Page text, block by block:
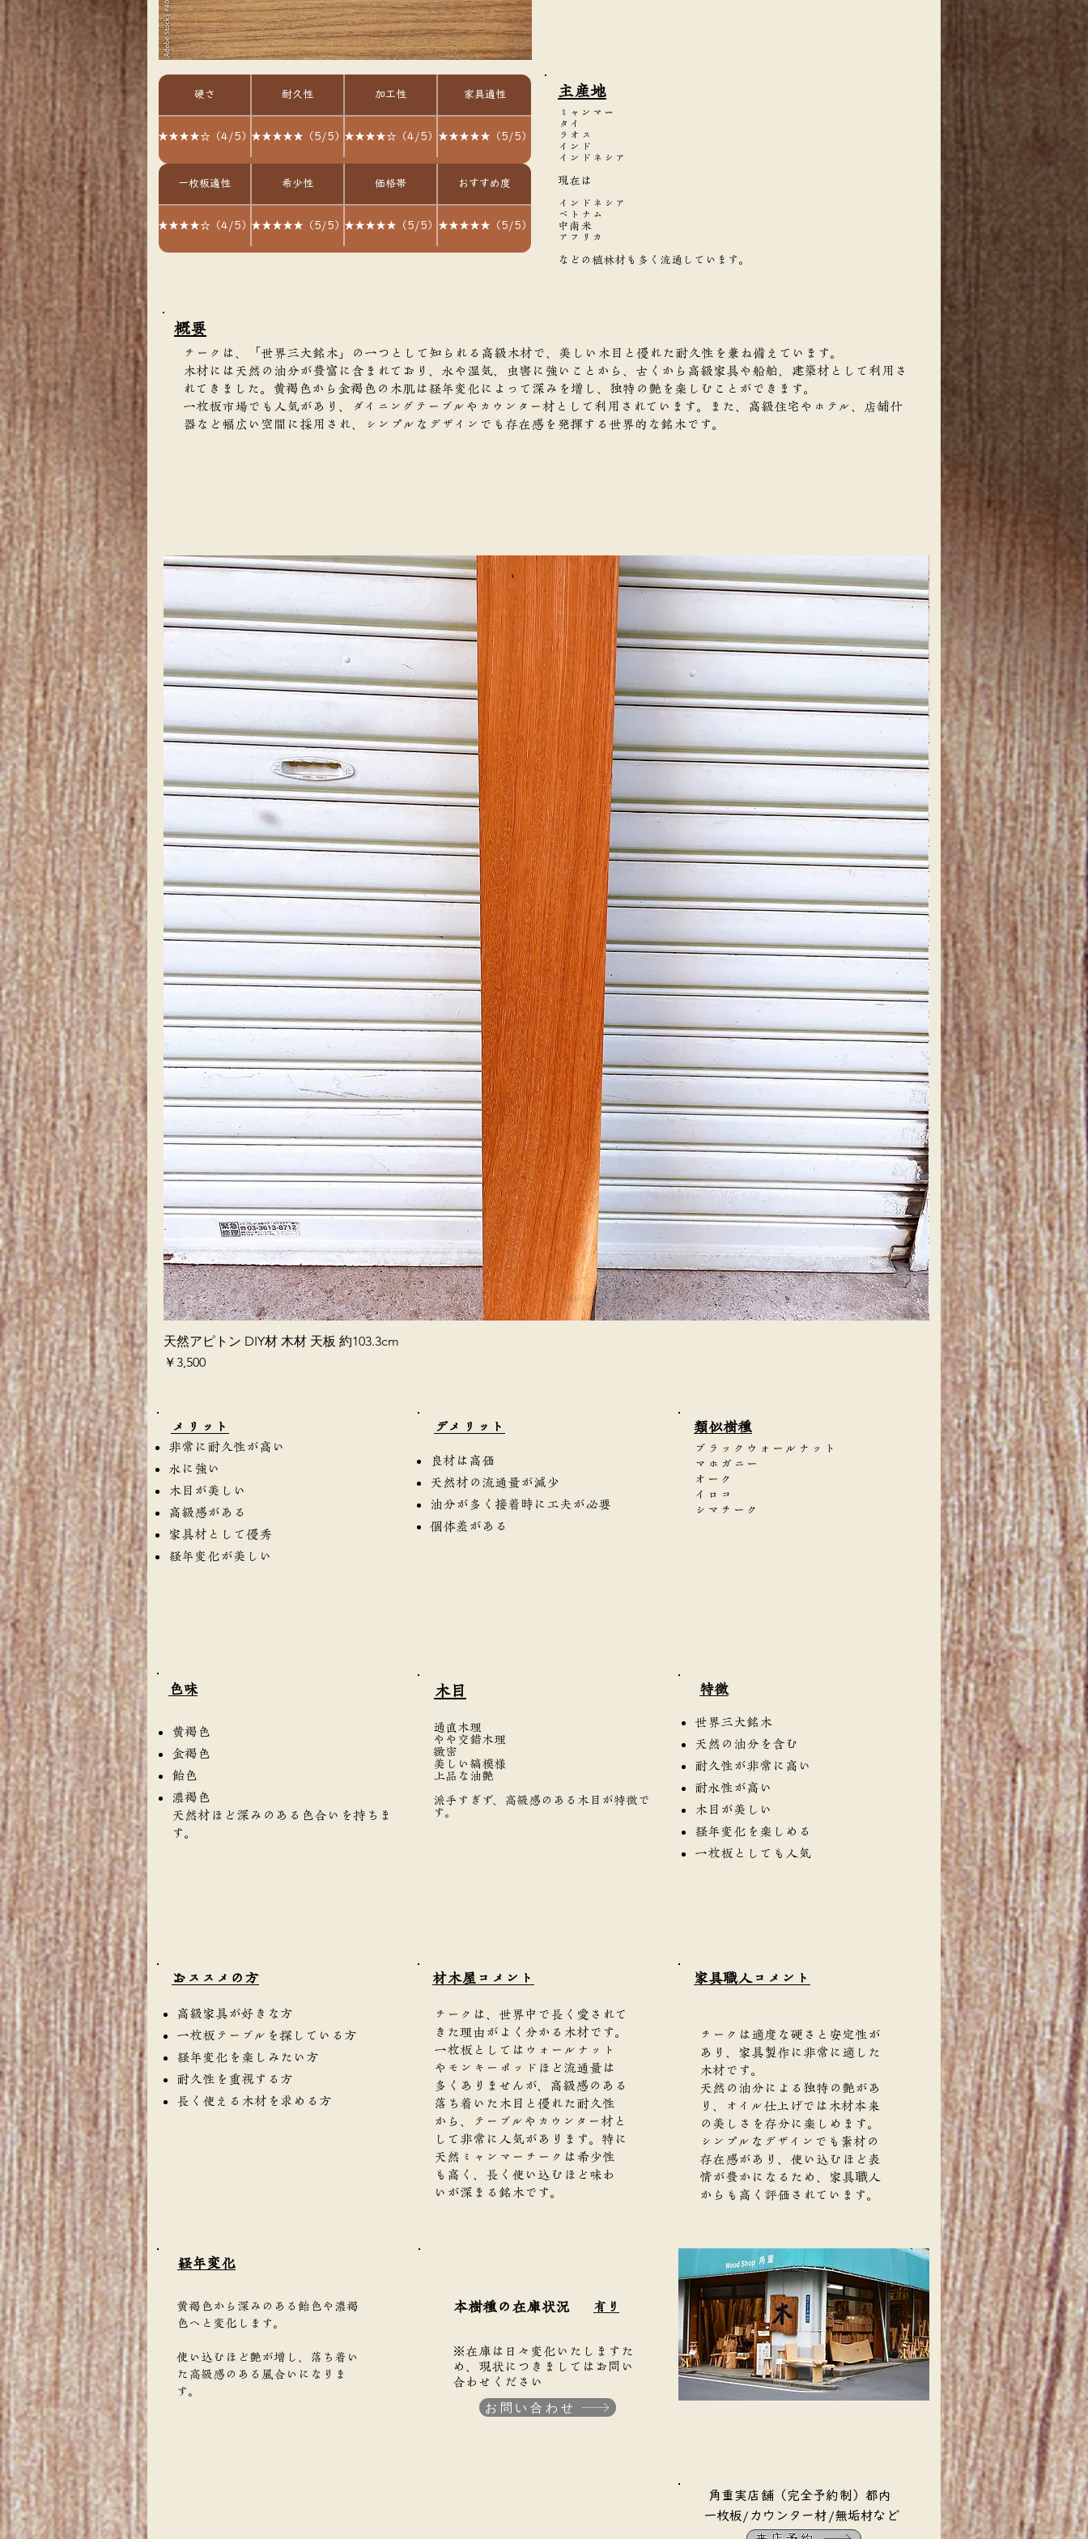
硬さ 耐久性 加工性 家具適性
★★★★☆（4/5） ★★★★★（5/5） ★★★★☆（4/5） ★★★★★（5/5）
一枚板適性 希少性 価格帯 おすすめ度
★★★★☆（4/5） ★★★★★（5/5） ★★★★★（5/5） ★★★★★（5/5）
主産地
ミャンマー
タイ
ラオス
インド
インドネシア
現在は
インドネシア
ベトナム
中南米
アフリカ
などの植林材も多く流通しています。
​概要
チークは、「世界三大銘木」の一つとして知られる高級木材で、美しい木目と優れた耐久性を兼ね備えています。
木材には天然の油分が豊富に含まれており、水や湿気、虫害に強いことから、古くから高級家具や船舶、建築材として利用さ
れてきました。黄褐色から金褐色の木肌は経年変化によって深みを増し、独特の艶を楽しむことができます。
一枚板市場でも人気があり、ダイニングテーブルやカウンター材として利用されています。また、高級住宅やホテル、店舗什
器など幅広い空間に採用され、シンプルなデザインでも存在感を発揮する世界的な銘木です。
天然アピトン DIY材 木材 天板 約103.3cm
価格
￥3,500
天然檜 一枚板 カウンター
価格
￥4,000
​メリット
非常に耐久性が高い
水に強い
木目が美しい
高級感がある
家具材として優秀
経年変化が美しい
​デメリット
良材は高価
天然材の流通量が減少
油分が多く接着時に工夫が必要
個体差がある
類似樹種
ブラックウォールナット
マホガニー
オーク
イロコ
シマチーク
​色味
黄褐色
金褐色
飴色
濃褐色
天然材ほど深みのある色合いを持ちま
す。
​木目
通直木理
やや交錯木理
緻密
美しい縞模様
上品な油艶
派手すぎず、高級感のある木目が特徴で
す。
​特徴
世界三大銘木
天然の油分を含む
耐久性が非常に高い
耐水性が高い
木目が美しい
経年変化を楽しめる
一枚板としても人気
​おススメの方
高級家具が好きな方
一枚板テーブルを探している方
経年変化を楽しみたい方
耐久性を重視する方
長く使える木材を求める方
​材木屋コメント
チークは、世界中で長く愛されて
きた理由がよく分かる木材です。
一枚板としてはウォールナット
やモンキーポッドほど流通量は
多くありませんが、高級感のある
落ち着いた木目と優れた耐久性
から、テーブルやカウンター材と
して非常に人気があります。特に
天然ミャンマーチークは希少性
も高く、長く使い込むほど味わ
いが深まる銘木です。
家具職人コメント
チークは適度な硬さと安定性が
あり、家具製作に非常に適した
木材です。
天然の油分による独特の艶があ
り、オイル仕上げでは木材本来
の美しさを存分に楽しめます。
シンプルなデザインでも素材の
存在感があり、使い込むほど表
情が豊かになるため、家具職人
からも高く評価されています。
​経年変化
黄褐色から深みのある飴色や濃褐
色へと変化します。
使い込むほど艶が増し、落ち着い
た高級感のある風合いになりま
す。
本樹種の在庫状況 有り
※在庫は日々変化いたしますた
め、現状につきましてはお問い
合わせください
お問い合わせ
​角重実店舗（完全予約制）都内
​一枚板/カウンター材/無垢材など